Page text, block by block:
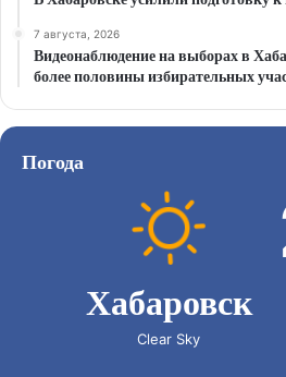
7 августа, 2026
Видеонаблюдение на выборах в
более половины избирательных
Погода
Хабаровск
Clear Sky